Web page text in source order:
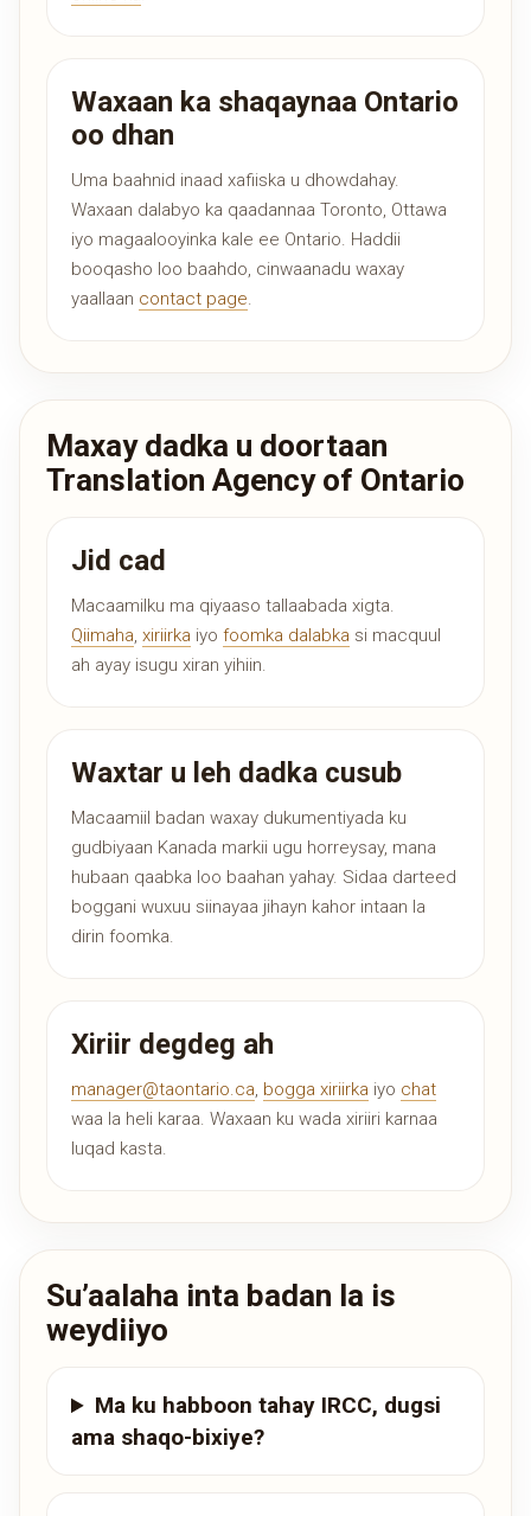
Waxaan ka shaqaynaa Ontario
oo dhan
Uma baahnid inaad xafiiska u dhowdahay.
Waxaan dalabyo ka qaadannaa Toronto, Ottawa
iyo magaalooyinka kale ee Ontario. Haddii
booqasho loo baahdo, cinwaanadu waxay
yaallaan contact page.
Maxay dadka u doortaan
Translation Agency of Ontario
Jid cad
Macaamilku ma qiyaaso tallaabada xigta.
Qiimaha, xiriirka iyo foomka dalabka si macquul
ah ayay isugu xiran yihiin.
Waxtar u leh dadka cusub
Macaamiil badan waxay dukumentiyada ku
gudbiyaan Kanada markii ugu horreysay, mana
hubaan qaabka loo baahan yahay. Sidaa darteed
boggani wuxuu siinayaa jihayn kahor intaan la
dirin foomka.
Xiriir degdeg ah
manager@taontario.ca, bogga xiriirka iyo chat
waa la heli karaa. Waxaan ku wada xiriiri karnaa
luqad kasta.
Su’aalaha inta badan la is
weydiiyo
Ma ku habboon tahay IRCC, dugsi
ama shaqo-bixiye?